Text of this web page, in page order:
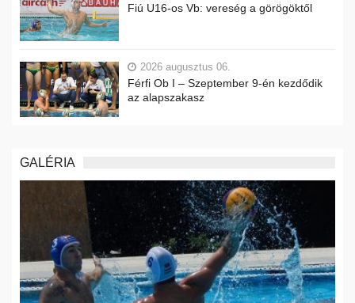
Fiú U16-os Vb: vereség a görögöktől
2026 augusztus 06.
Férfi Ob I – Szeptember 9-én kezdődik
az alapszakasz
GALÉRIA